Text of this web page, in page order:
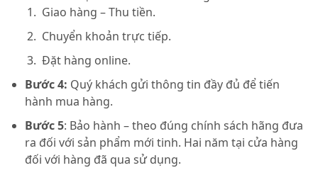
Giao hàng – Thu tiền.
Chuyển khoản trực tiếp.
Đặt hàng online.
Bước 4: Quý khách gửi thông tin đầy đủ để tiến
hành mua hàng.
Bước 5: Bảo hành – theo đúng chính sách hãng đưa
ra đối với sản phẩm mới tinh. Hai năm tại cửa hàng
đối với hàng đã qua sử dụng.